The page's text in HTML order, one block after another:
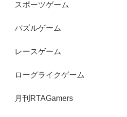
スポーツゲーム
パズルゲーム
レースゲーム
ローグライクゲーム
月刊RTAGamers